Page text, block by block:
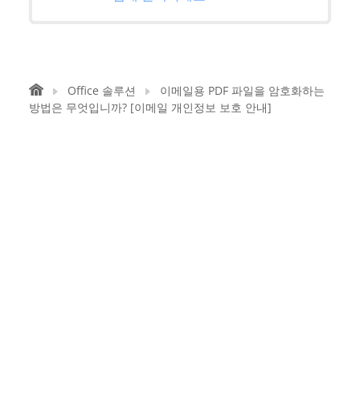
Office 솔루션
이메일용 PDF 파일을 암호화하는
방법은 무엇입니까? [이메일 개인정보 보호 안내]